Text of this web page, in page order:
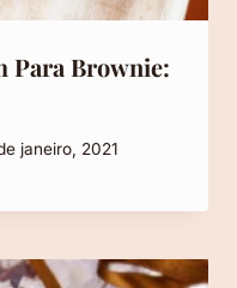
Para Brownie:
janeiro, 2021